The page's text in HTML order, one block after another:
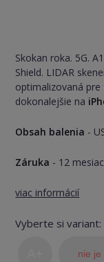
Skokan roka. 5G.
Shield. LIDAR
optimalizovaná
dokonalejšie na
Obsah balenia -
Záruka - 12
viac informácií
Vyberte si variant:
nie je